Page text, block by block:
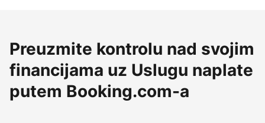
Preuzmite kontrolu nad svojim
financijama uz Uslugu naplate
putem Booking.com-a